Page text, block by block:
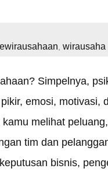
wirausaha
Simpelnya,
emosi, motivasi,
melihat
tim dan
bisnis,